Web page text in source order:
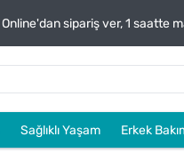
Online'dan sipariş ver, 1 saatte
Sağlıklı Yaşam Erkek